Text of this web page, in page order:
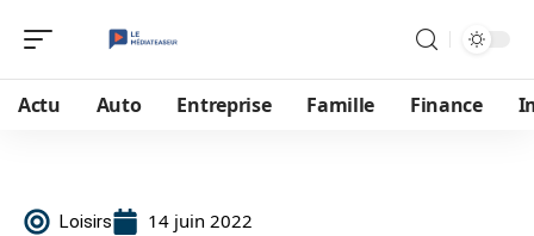
Actu Auto Entreprise Famille Finance
Loisirs 14 juin 2022